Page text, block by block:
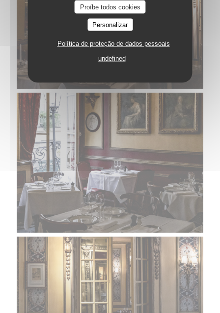
Proíbe todos cookies
Personalizar
Política de proteção de dados pessoais
undefined